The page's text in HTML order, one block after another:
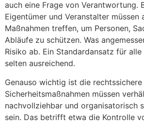
auch eine Frage von Verantwortung.
Eigentümer und Veranstalter müssen
Maßnahmen treffen, um Personen,
Abläufe zu schützen. Was
Risiko ab. Ein Standardansatz für
selten ausreichend.
Genauso wichtig ist die rechtssichere
Sicherheitsmaßnahmen müssen
nachvollziehbar und organisatorisch
sein. Das betrifft etwa die Kontrolle